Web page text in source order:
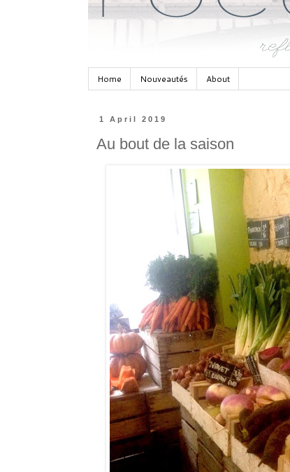
Home Nouveautés About
1 April 2019
Au bout de la saison